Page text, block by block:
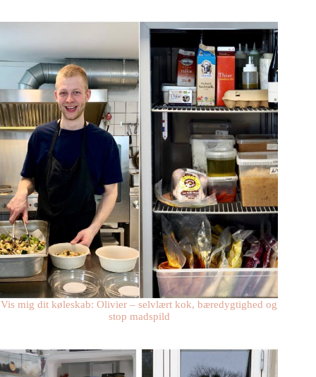
Vis mig dit køleskab: Olivier – selvlært kok, bæredygtighed og
stop madspild